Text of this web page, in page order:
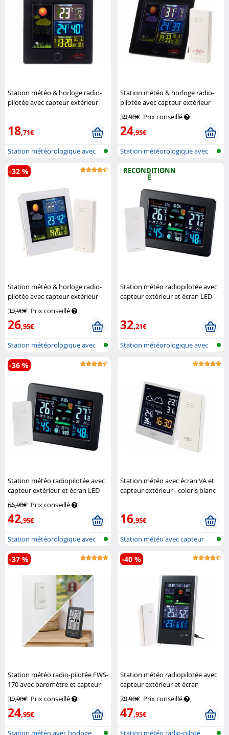
Station météo & horloge radio-
pilotée avec capteur extérieur
18,71€
Station météorologique avec
écran c...
Station météo & horloge radio-
pilotée avec capteur extérieur
Infactory
39,90€ Prix conseillé
24,95€
Station météorologique avec
Station météo & horloge radio-
pilotée avec capteur extérieur
Infactory
39,90€ Prix conseillé
26,95€
-32 %
Station météorologique avec
écran c...
RECONDITIONN
É
Station météo radiopilotée avec
capteur extérieur et écran LED
32,21€
Station météorologique avec
Station météo radiopilotée avec
capteur extérieur et écran LED
66,90€ Prix conseillé
42,95€
-36 %
Station météorologique avec
écran c...
Station météo avec écran VA et
capteur extérieur - coloris blanc
16,95€
Station météo avec capteur
extérieu...
Station météo radio-pilotée FWS-
170 avec baromètre et capteur
Infactory
39,90€ Prix conseillé
24,95€
-37 %
Station météo avec horloge,
Station météo radiopilotée avec
capteur extérieur et écran
Infactory
79,90€ Prix conseillé
47,95€
-40 %
Station météo radio-piloté